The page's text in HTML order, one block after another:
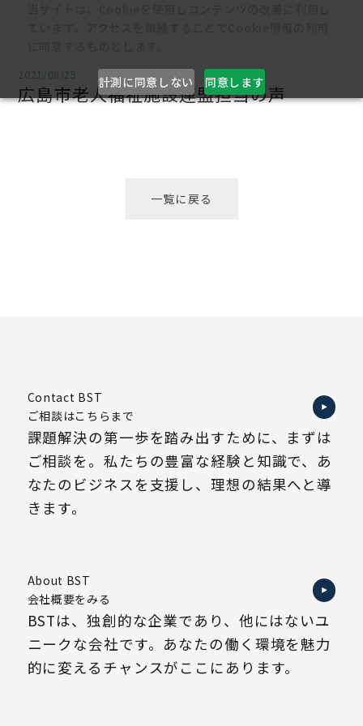
計測に同意しない 同意します
2021/08/25
広島市老人福祉施設連盟担当の声
一覧に戻る
Contact BST
ご相談はこちらまで
課題解決の第一歩を踏み出すために、まずは
ご相談を。私たちの豊富な経験と知識で、あ
なたのビジネスを支援し、理想の結果へと導
きます。
About BST
会社概要をみる
BSTは、独創的な企業であり、他にはないユ
ニークな会社です。あなたの働く環境を魅力
的に変えるチャンスがここにあります。